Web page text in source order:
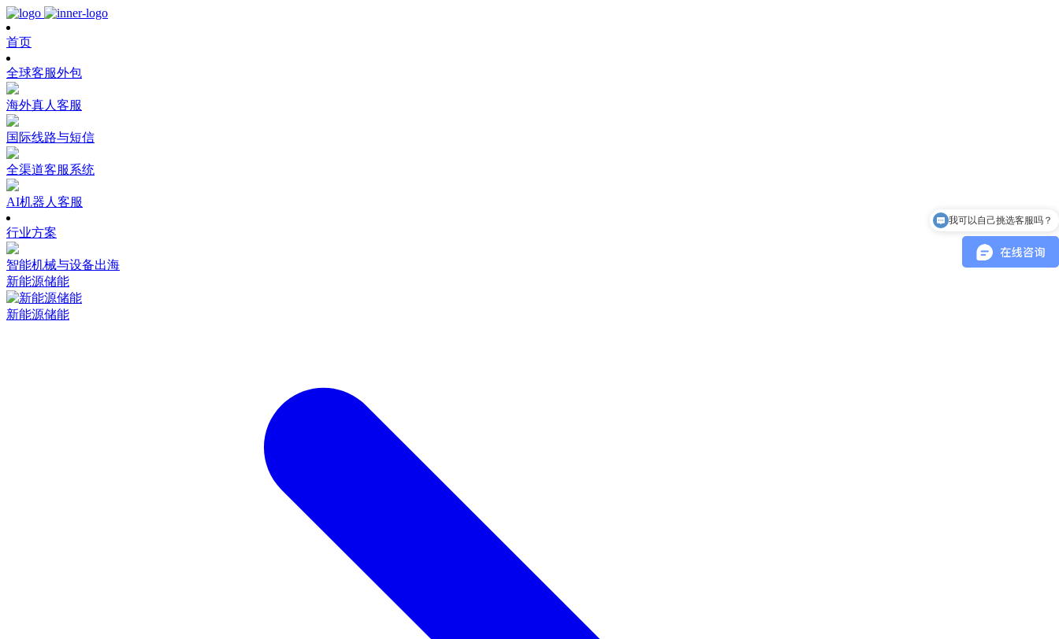
首页
全球客服外包
海外真人客服
国际线路与短信
全渠道客服系统
AI机器人客服
行业方案
智能机械与设备出海
新能源储能
新能源储能
我可以自己挑选客服吗？